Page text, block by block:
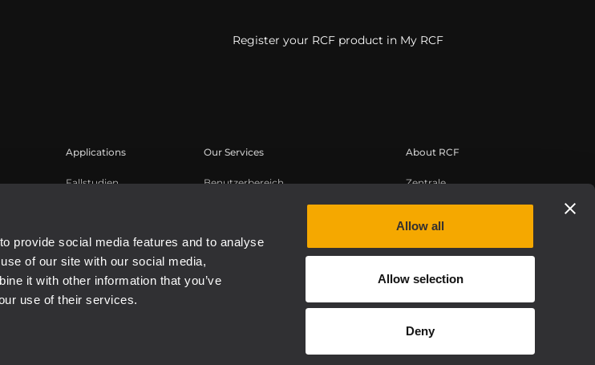
provide social media features and to analyse
of our site with our social media,
it with other information that you’ve
use of their services.
Allow all
Allow selection
Deny
Register your RCF product in My RCF
Applications
Fallstudien
Our Services
Benutzerbereich
Aufgezeichnete Webinare
Buy Authentic
About RCF
Zentrale
Regionale Geschäftsstellen
Arbeiten Sie mit uns zusammen
News
Etica, Compliance e Integrità